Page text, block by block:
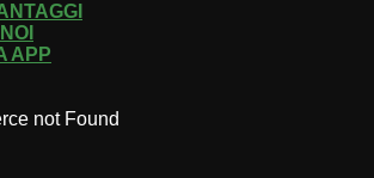
APP
not Found